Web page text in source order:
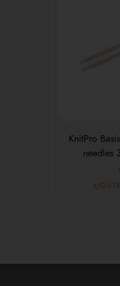
KnitPro
needles